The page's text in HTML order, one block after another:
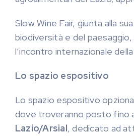
Slow Wine Fair, giunta alla
biodiversità e del
l’incontro internazionale della
Lo spazio espositivo
Lo spazio espositivo
dove troveranno posto fino
Lazio/Arsial, dedicato ad